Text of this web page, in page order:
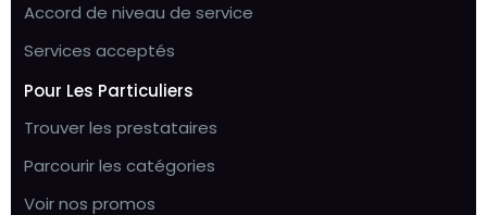
Accord de niveau de service
Services acceptés
Pour Les Particuliers
Trouver les prestataires
Parcourir les catégories
Voir nos promos